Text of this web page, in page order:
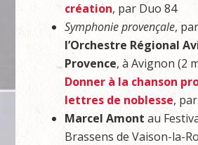
création, par Duo 84
Symphonie provençale, par
l’Orchestre Régional
Provence, à Avignon (2
Donner à la chanson
lettres de noblesse,
Marcel Amont au
Brassens de Vaison-la-